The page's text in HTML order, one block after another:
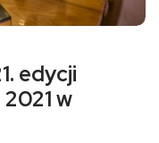
edycji
w